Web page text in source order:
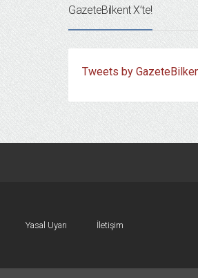
GazeteBilkent X’te!
Tweets by
Yasal Uyarı İletişim